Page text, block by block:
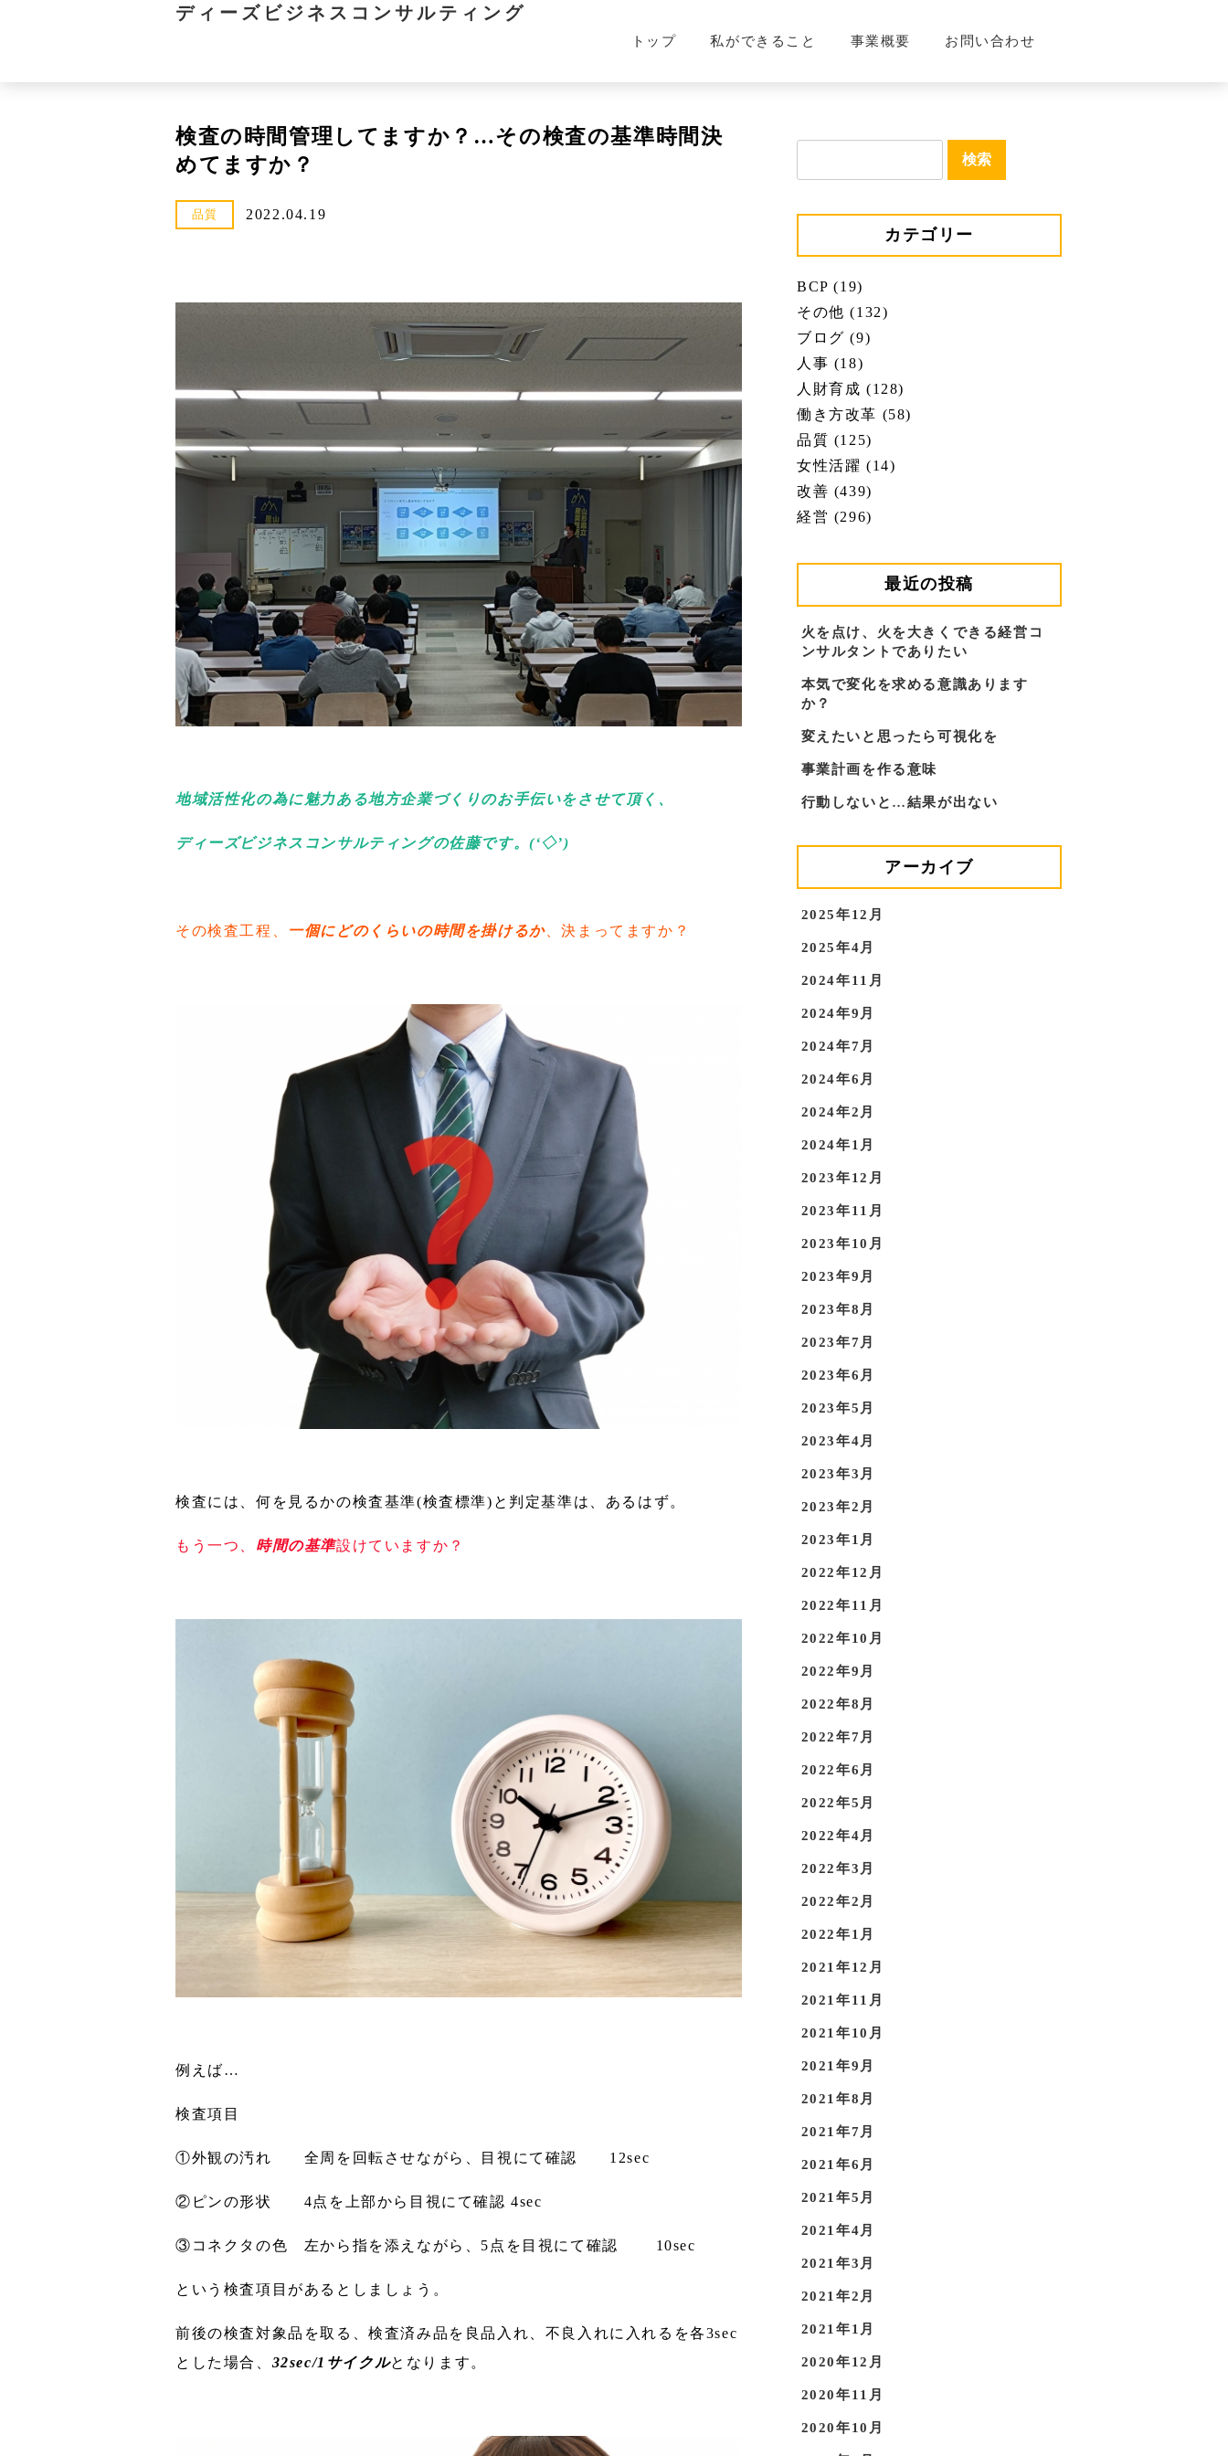
ディーズビジネスコンサルティング
トップ 私ができること 事業概要 お問い合わせ
検査の時間管理してますか？…その検査の基準時間決
めてますか？
品質 2022.04.19
地域活性化の為に魅力ある地方企業づくりのお手伝いをさせて頂く、
ディーズビジネスコンサルティングの佐藤です。(‘◇’)ゞ
その検査工程、 一個にどのくらいの時間を掛けるか、決まってますか？
検査には、何を見るかの検査基準(検査標準)と判定基準は、あるはず。
もう一つ、 時間の基準設けていますか？
例えば…
検査項目
①外観の汚れ 全周を回転させながら、目視にて確認 12sec
②ピンの形状 4点を上部から目視にて確認 4sec
③コネクタの色 左から指を添えながら、5点を目視にて確認 10sec
という検査項目があるとしましょう。
前後の検査対象品を取る、検査済み品を良品入れ、不良入れに入れるを各3sec
とした場合、 32sec/1サイクルとなります。
カテゴリー
BCP (19)
その他 (132)
ブログ (9)
人事 (18)
人財育成 (128)
働き方改革 (58)
品質 (125)
女性活躍 (14)
改善 (439)
経営 (296)
最近の投稿
火を点け、火を大きくできる経営コ
ンサルタントでありたい
本気で変化を求める意識あります
か？
変えたいと思ったら可視化を
事業計画を作る意味
行動しないと…結果が出ない
アーカイブ
2025年12月
2025年4月
2024年11月
2024年9月
2024年7月
2024年6月
2024年2月
2024年1月
2023年12月
2023年11月
2023年10月
2023年9月
2023年8月
2023年7月
2023年6月
2023年5月
2023年4月
2023年3月
2023年2月
2023年1月
2022年12月
2022年11月
2022年10月
2022年9月
2022年8月
2022年7月
2022年6月
2022年5月
2022年4月
2022年3月
2022年2月
2022年1月
2021年12月
2021年11月
2021年10月
2021年9月
2021年8月
2021年7月
2021年6月
2021年5月
2021年4月
2021年3月
2021年2月
2021年1月
2020年12月
2020年11月
2020年10月